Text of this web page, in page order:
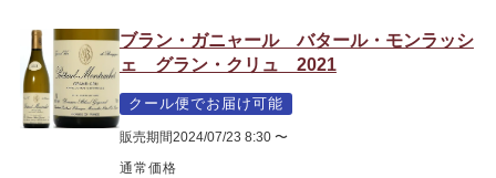
ブラン・ガニャール バタール・モンラッシ
ェ グラン・クリュ 2021
クール便でお届け可能
販売期間2024/07/23 8:30 〜
通常価格